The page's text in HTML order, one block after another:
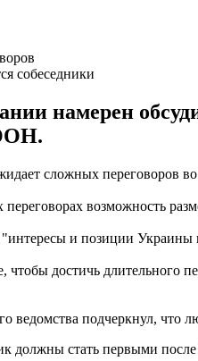
собеседники
намерен
сложных переговоров
переговорах возможность
и позиции
чтобы достичь
ведомства подчеркнул,
должны стать первыми